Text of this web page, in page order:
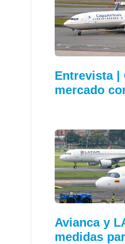
Entrevista |
mercado
Avianca y
medidas